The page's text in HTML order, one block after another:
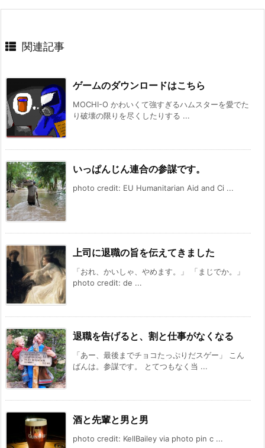
関連記事
ゲームのダウンロードはこちら
MOCHI-O かわいくて強すぎるハムスターを愛でた
り破壊の限りを尽くしたりする ...
いっぱんじん連合の参謀です。
photo credit: EU Humanitarian Aid and Ci ...
上司に退職の旨を伝えてきました
「おれ、かいしゃ、やめます。」 「まじでか。」
photo credit: de ...
退職を告げると、割と仕事がなくなる
「あー、最後までチョコたっぷりだスゲー」 こん
ばんは。参謀です。 とてつもなく当 ...
酒と先輩と男と男
photo credit: KellBailey via photo pin c ...